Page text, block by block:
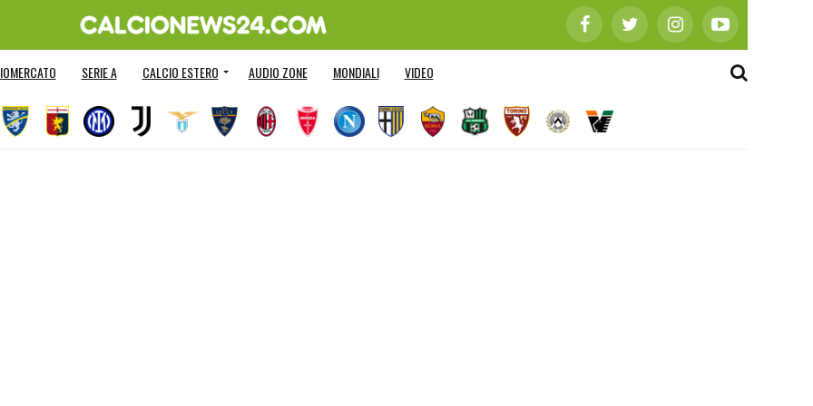
SERIE A CALCIO ESTERO AUDIO ZONE MONDIALI VIDEO